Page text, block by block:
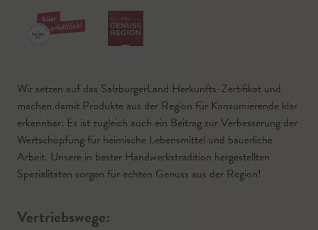
Wir setzen auf das SalzburgerLand Herkunfts-Zertifikat und
machen damit Produkte aus der Region für Konsumierende klar
erkennbar. Es ist zugleich auch ein Beitrag zur Verbesserung der
Wertschöpfung für heimische Lebensmittel und bäuerliche
Arbeit. Unsere in bester Handwerkstradition hergestellten
Spezialitäten sorgen für echten Genuss aus der Region!
Vertriebswege: